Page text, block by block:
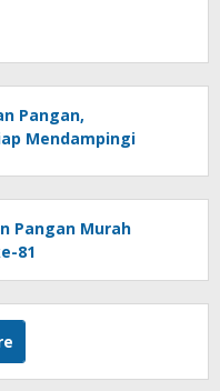
Pangan,
Mendampingi
Pangan Murah
81